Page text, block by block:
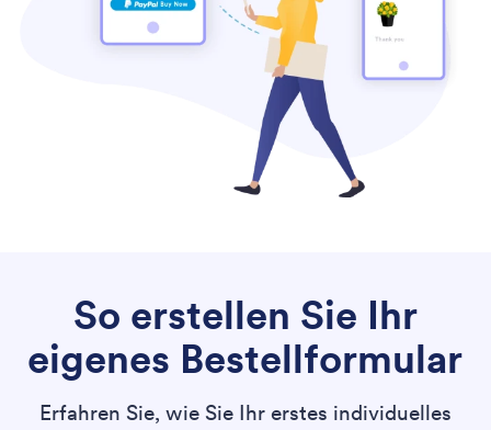
So erstellen Sie Ihr
eigenes Bestellformular
Erfahren Sie, wie Sie Ihr erstes individuelles